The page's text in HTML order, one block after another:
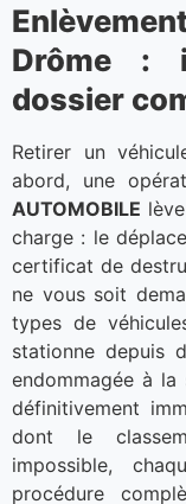
Drôme :
dossier
Retirer un
abord, une
AUTOMOBILE
charge : le
certificat de
ne vous soit
types de
stationne depuis
endommagée à
définitivement
dont le
impossible,
procédure